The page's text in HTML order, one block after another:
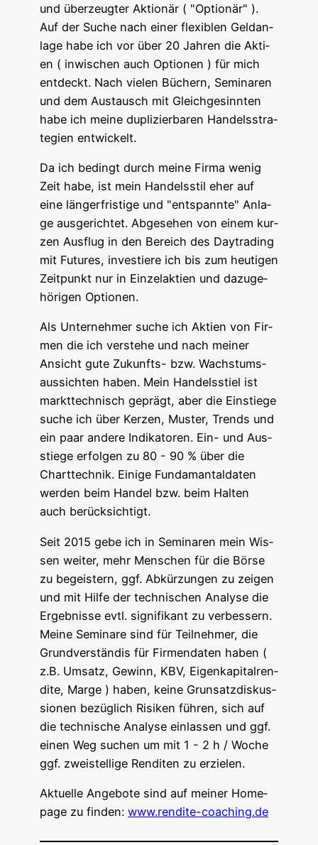
und über­zeug­ter Aktio­när ( "Optio­när" ).
Auf der Suche nach einer fle­xi­blen Geld­an­
la­ge habe ich vor über 20 Jah­ren die Akti­
en ( inwi­schen auch Optio­nen ) für mich
ent­deckt. Nach vie­len Büchern, Semi­na­ren
und dem Aus­tausch mit Gleich­ge­sinn­ten
habe ich mei­ne dupli­zier­ba­ren Han­dels­stra­
te­gien entwickelt.
Da ich bedingt durch mei­ne Fir­ma wenig
Zeit habe, ist mein Han­dels­stil eher auf
eine län­ger­fris­ti­ge und "ent­spann­te" Anla­
ge aus­ge­rich­tet. Abge­se­hen von einem kur­
zen Aus­flug in den Bereich des Day­tra­ding
mit Futures, inves­tie­re ich bis zum heu­ti­gen
Zeit­punkt nur in Ein­zel­ak­ti­en und dazu­ge­
hö­ri­gen Optionen.
Als Unter­neh­mer suche ich Akti­en von Fir­
men die ich ver­ste­he und nach mei­ner
Ansicht gute Zukunfts- bzw. Wachs­tums­
aus­sich­ten haben. Mein Han­dels­stiel ist
markt­tech­nisch geprägt, aber die Ein­stie­ge
suche ich über Ker­zen, Mus­ter, Trends und
ein paar ande­re Indi­ka­to­ren. Ein- und Aus­
stie­ge erfol­gen zu 80 - 90 % über die
Chart­tech­nik. Eini­ge Fun­da­man­t­al­da­ten
wer­den beim Han­del bzw. beim Hal­ten
auch berücksichtigt.
Seit 2015 gebe ich in Semi­na­ren mein Wis­
sen wei­ter, mehr Men­schen für die Bör­se
zu begeis­tern, ggf. Abkür­zun­gen zu zei­gen
und mit Hil­fe der tech­ni­schen Ana­ly­se die
Ergeb­nis­se evtl. signi­fi­kant zu ver­bes­sern.
Mei­ne Semi­na­re sind für Teil­neh­mer, die
Grund­ver­stän­dis für Fir­men­da­ten haben (
z.B. Umsatz, Gewinn, KBV, Eigen­ka­pi­tal­ren­
di­te, Mar­ge ) haben, kei­ne Grun­satz­dis­kus­
sio­nen bezüg­lich Risi­ken füh­ren, sich auf
die tech­ni­sche Ana­ly­se ein­las­sen und ggf.
einen Weg suchen um mit 1 - 2 h / Woche
ggf. zwei­stel­li­ge Ren­di­ten zu erzielen.
Aktu­el­le Ange­bo­te sind auf mei­ner Home­
page zu fin­den: www.rendite-coaching.de